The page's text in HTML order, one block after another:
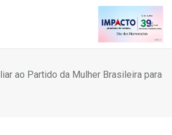
ao Partido da Mulher Brasileira para